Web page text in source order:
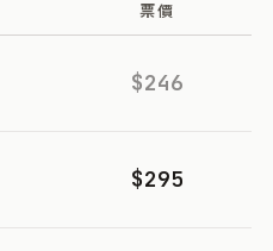
票價
$246
$295